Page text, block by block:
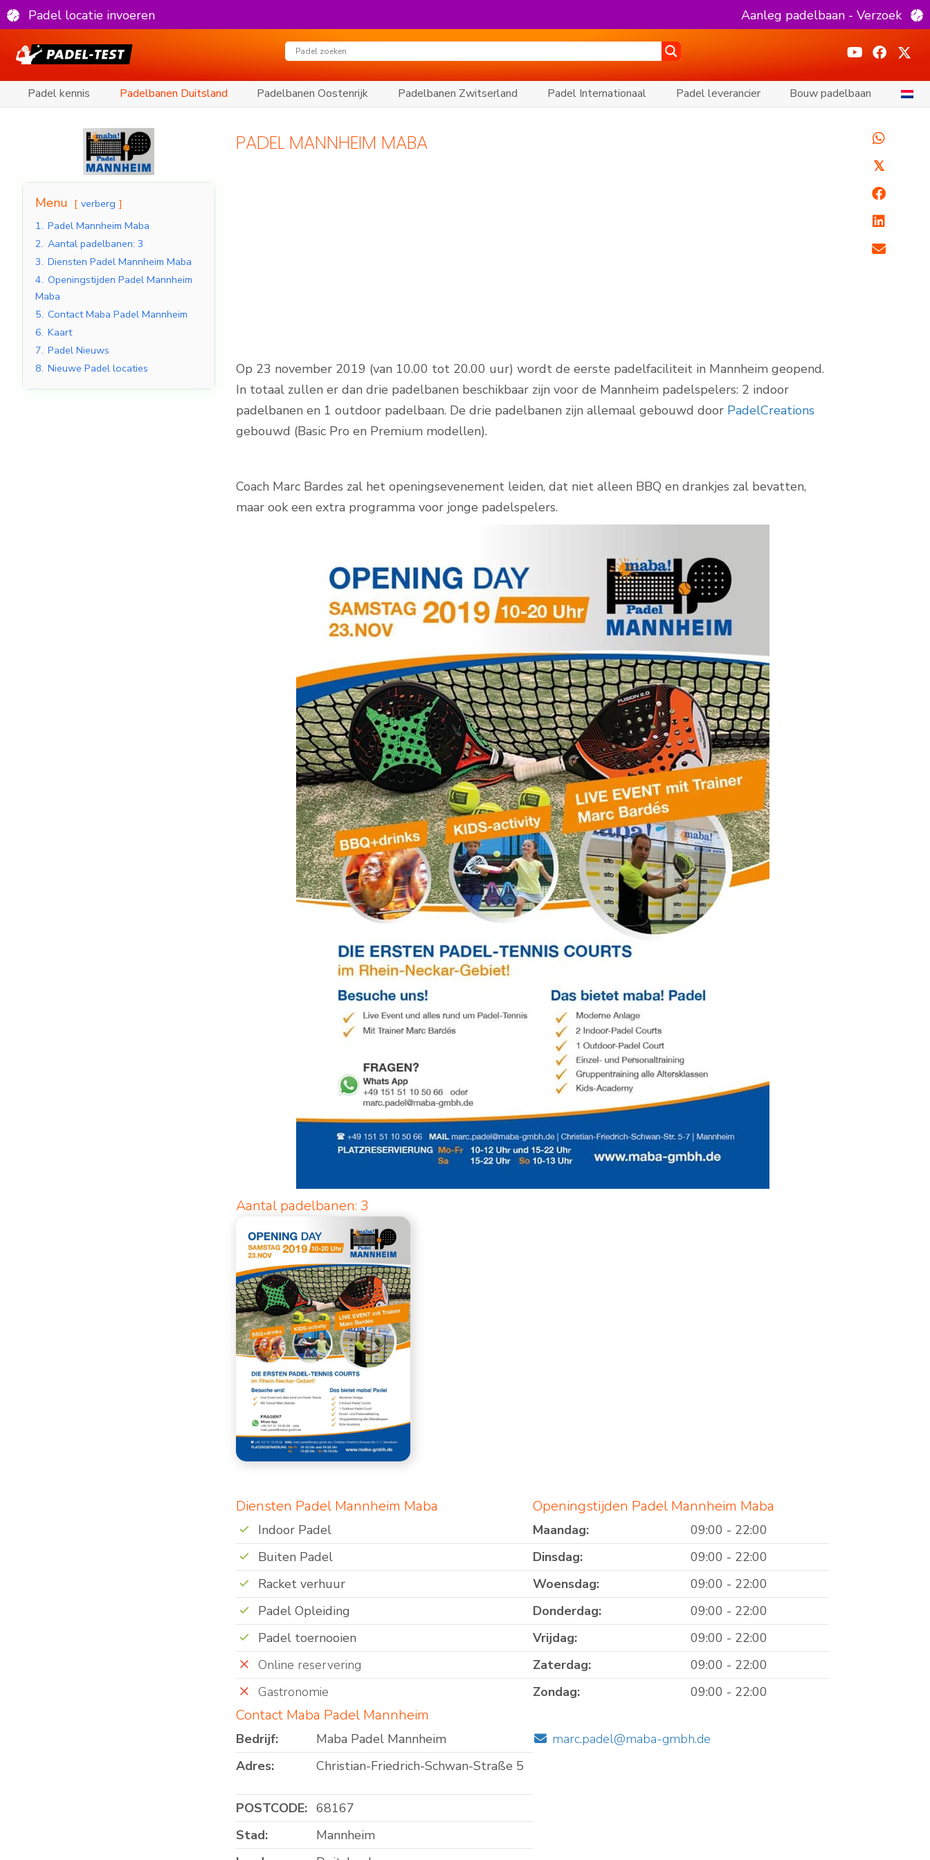
Padel locatie invoeren Aanleg padelbaan - Verzoek
Padel kennis Padelbanen Duitsland Padelbanen Oostenrijk Padelbanen Zwitserland Padel Internationaal Padel leverancier Bouw padelbaan
Menu
verberg
1. Padel Mannheim Maba
2. Aantal padelbanen: 3
3. Diensten Padel Mannheim Maba
4. Openingstijden Padel Mannheim
Maba
5. Contact Maba Padel Mannheim
6. Kaart
7. Padel Nieuws
8. Nieuwe Padel locaties
PADEL MANNHEIM MABA
Op 23 november 2019 (van 10.00 tot 20.00 uur) wordt de eerste padelfaciliteit in Mannheim geopend.
In totaal zullen er dan drie padelbanen beschikbaar zijn voor de Mannheim padelspelers: 2 indoor
padelbanen en 1 outdoor padelbaan. De drie padelbanen zijn allemaal gebouwd door PadelCreations
gebouwd (Basic Pro en Premium modellen).
Coach Marc Bardes zal het openingsevenement leiden, dat niet alleen BBQ en drankjes zal bevatten,
maar ook een extra programma voor jonge padelspelers.
Aantal padelbanen: 3
Diensten Padel Mannheim Maba
Indoor Padel
Buiten Padel
Racket verhuur
Padel Opleiding
Padel toernooien
Online reservering
Gastronomie
Openingstijden Padel Mannheim Maba
Maandag:
09:00 - 22:00
Dinsdag:
09:00 - 22:00
Woensdag:
09:00 - 22:00
Donderdag:
09:00 - 22:00
Vrijdag:
09:00 - 22:00
Zaterdag:
09:00 - 22:00
Zondag:
09:00 - 22:00
Contact Maba Padel Mannheim
Bedrijf:
Maba Padel Mannheim
Adres:
Christian-Friedrich-Schwan-Straße 5
POSTCODE: 68167
Stad:
Mannheim
marc.padel@maba-gmbh.de
𝕏
Indoor Padelbanen Padelbanen buiten